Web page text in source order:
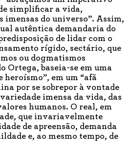
simplificar a vida,
imensas do universo”. Assim,
autêntica demandaria do
de lidar com o
rígido, sectário, que
ou dogmatismos
Ortega, baseia-se em uma
heroísmo”, em um “afã
por se sobrepor à vontade
imensa da vida, das
humanos. O real, em
que invariavelmente
de apreensão, demanda
e, ao mesmo tempo, de